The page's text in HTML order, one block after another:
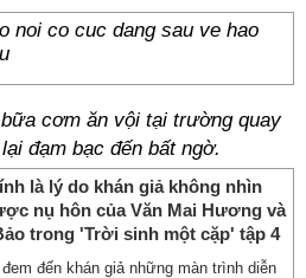
cơm ăn vội tại trường quay
đạm bạc đến bất ngờ.
là lý do khán giả không nhìn
nụ hôn của Văn Mai Hương và
trong 'Trời sinh một cặp' tập 4
đến khán giả những màn trình diễn